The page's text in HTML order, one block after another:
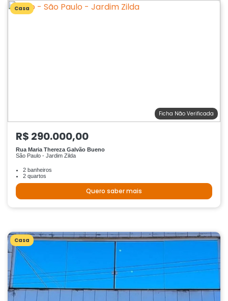
Casa
Ficha Não Verificada
R$ 290.000,00
Rua Maria Thereza Galvão Bueno
São Paulo - Jardim Zilda
2 banheiros
2 quartos
Quero saber mais
Casa